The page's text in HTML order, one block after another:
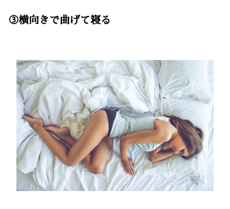
③横向きで曲げて寝る